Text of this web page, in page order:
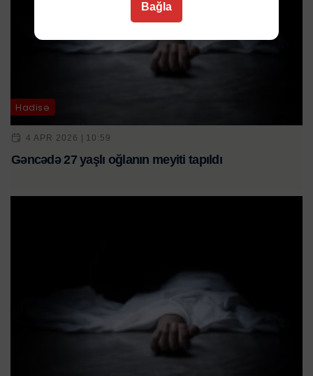
Hadisə
4 APR 2026 | 10:59
Gəncədə 27 yaşlı oğlanın meyiti tapıldı
Bağla